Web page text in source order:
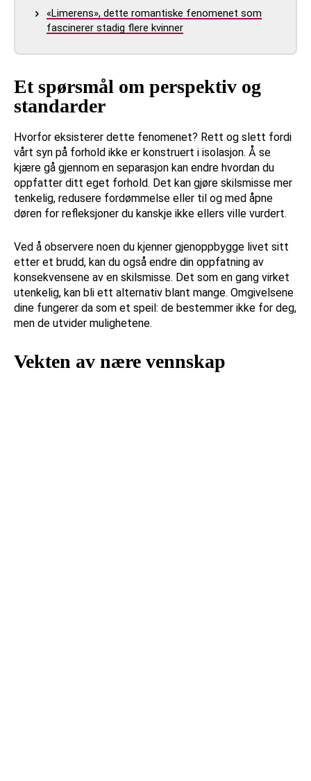
«Limerens», dette romantiske fenomenet som
fascinerer stadig flere kvinner
Et spørsmål om perspektiv og
standarder
Hvorfor eksisterer dette fenomenet? Rett og slett fordi
vårt syn på forhold ikke er konstruert i isolasjon. Å se
kjære gå gjennom en separasjon kan endre hvordan du
oppfatter ditt eget forhold. Det kan gjøre skilsmisse mer
tenkelig, redusere fordømmelse eller til og med åpne
døren for refleksjoner du kanskje ikke ellers ville vurdert.
Ved å observere noen du kjenner gjenoppbygge livet sitt
etter et brudd, kan du også endre din oppfatning av
konsekvensene av en skilsmisse. Det som en gang virket
utenkelig, kan bli ett alternativ blant mange. Omgivelsene
dine fungerer da som et speil: de bestemmer ikke for deg,
men de utvider mulighetene.
Vekten av nære vennskap